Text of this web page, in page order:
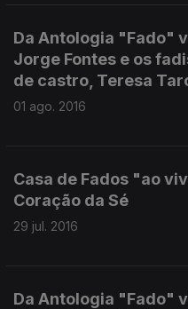
Da Antologia "Fado"
Jorge Fontes e os
de castro, Teresa
01 ago. 2016
Casa de Fados "ao
Coração da Sé
29 jul. 2016
Da Antologia "Fado"